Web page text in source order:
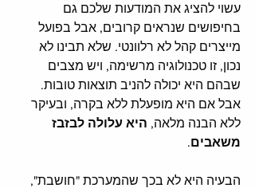
עשוי להציג את המודעות שלכם גם
בחיפושים שנראים קרובים, אבל בפועל
מייצרים קהל לא רלוונטי. שלא תבינו לא
נכון, זו טכנולוגיה מרשימה, ויש מצבים
שבהם היא יכולה להניב תוצאות טובות.
אבל אם היא מופעלת ללא בקרה, ובעיקר
ללא הבנה מלאה, היא עלולה לבזבז
משאבים.
הבעיה היא לא בכך שהמערכת "חושבת",